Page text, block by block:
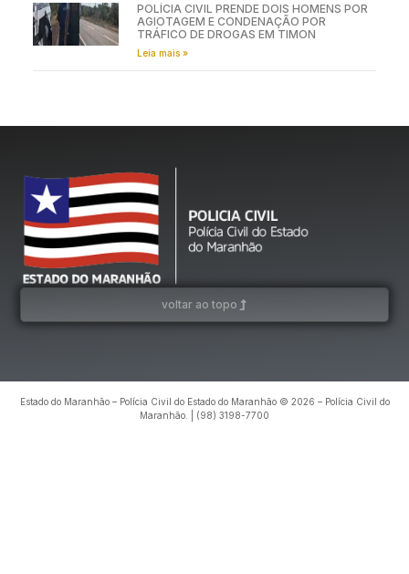
POLÍCIA CIVIL PRENDE DOIS HOMENS POR
AGIOTAGEM E CONDENAÇÃO POR
TRÁFICO DE DROGAS EM TIMON
Leia mais »
voltar ao topo
Estado do Maranhão – Polícia Civil do Estado do Maranhão © 2026 – Polícia Civil do
Maranhão. | (98) 3198-7700